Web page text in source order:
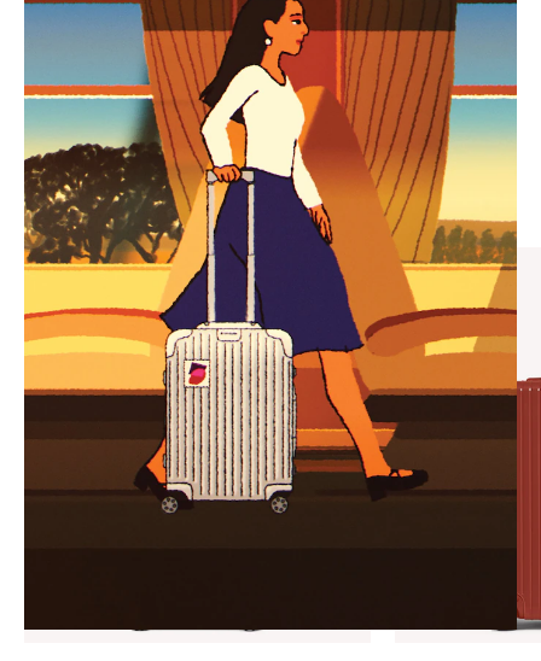
频
暂
停，
请
按
下
暂
频
已
静
音，
请
点
击
按
钮
取
消
静
臻礼指南
寻觅心仪的出行伴侣，与您共
享缤纷旅程